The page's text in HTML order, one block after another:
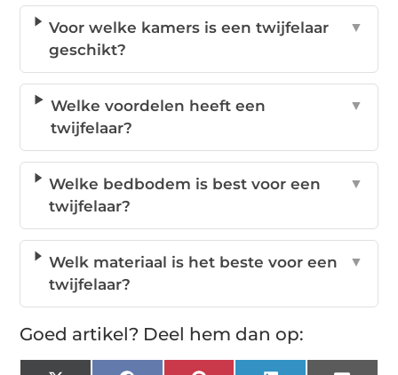
Voor welke kamers is een twijfelaar
geschikt?
▼
Welke voordelen heeft een
twijfelaar?
▼
Welke bedbodem is best voor een
twijfelaar?
▼
Welk materiaal is het beste voor een
twijfelaar?
▼
Goed artikel? Deel hem dan op: